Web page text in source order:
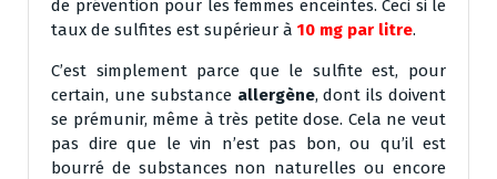
de prévention pour les femmes enceintes. Ceci si le
taux de sulfites est supérieur à 10 mg par litre.
C’est simplement parce que le sulfite est, pour
certain, une substance allergène, dont ils doivent
se prémunir, même à très petite dose. Cela ne veut
pas dire que le vin n’est pas bon, ou qu’il est
bourré de substances non naturelles ou encore